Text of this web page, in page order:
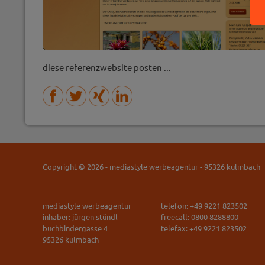
diese referenzwebsite posten ...
Copyright © 2026 - mediastyle werbeagentur - 95326 kulmbach
mediastyle werbeagentur
inhaber: jürgen stündl
buchbindergasse 4
95326 kulmbach
telefon: +49 9221 823502
freecall: 0800 8288800
telefax: +49 9221 823502